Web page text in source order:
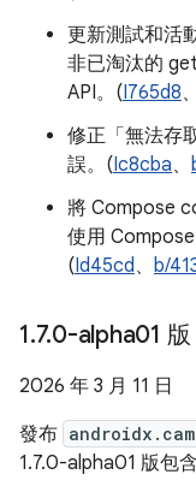
更新測試和活
非已淘汰的
API。(I765d8、
修正「無法存
誤。(Ic8cba、
將 Compose
使用 Compose
(Id45cd、 b/
1.7.0-alpha01 版
2026 年 3 月 11 日
發布
1.7.0-alpha01 版包含